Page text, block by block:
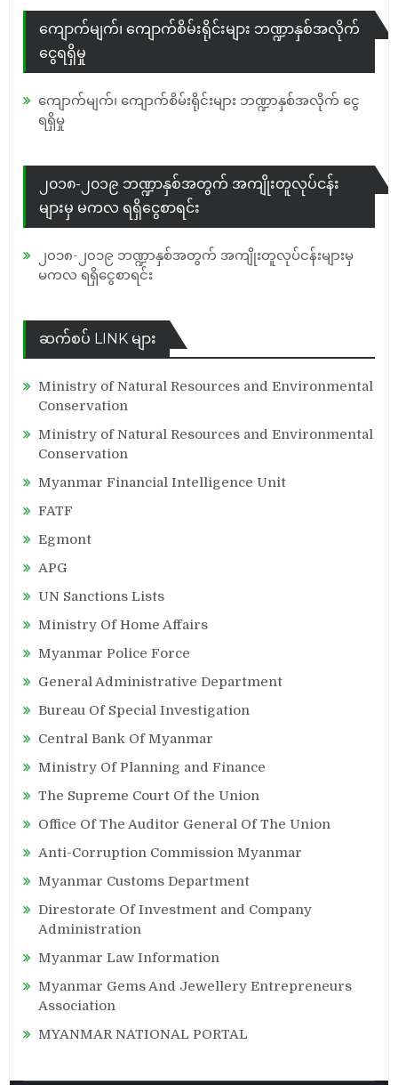
ကျောက်မျက်၊ ကျောက်စိမ်းရိုင်းများ ဘဏ္ဍာနှစ်အလိုက်
ငွေရရှိမှု
ကျောက်မျက်၊ ကျောက်စိမ်းရိုင်းများ ဘဏ္ဍာနှစ်အလိုက် ငွေ
ရရှိမှု
၂၀၁၈-၂၀၁၉ ဘဏ္ဍာနှစ်အတွက် အကျိုးတူလုပ်ငန်း
များမှ မကလ ရရှိငွေစာရင်း
၂၀၁၈-၂၀၁၉ ဘဏ္ဍာနှစ်အတွက် အကျိုးတူလုပ်ငန်းများမှ
မကလ ရရှိငွေစာရင်း
ဆက်စပ် LINK များ
Ministry of Natural Resources and Environmental
Conservation
Ministry of Natural Resources and Environmental
Conservation
Myanmar Financial Intelligence Unit
FATF
Egmont
APG
UN Sanctions Lists
Ministry Of Home Affairs
Myanmar Police Force
General Administrative Department
Bureau Of Special Investigation
Central Bank Of Myanmar
Ministry Of Planning and Finance
The Supreme Court Of the Union
Office Of The Auditor General Of The Union
Anti-Corruption Commission Myanmar
Myanmar Customs Department
Direstorate Of Investment and Company
Administration
Myanmar Law Information
Myanmar Gems And Jewellery Entrepreneurs
Association
MYANMAR NATIONAL PORTAL